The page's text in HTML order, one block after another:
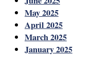
May 2025
April 2025
March 2025
January 2025